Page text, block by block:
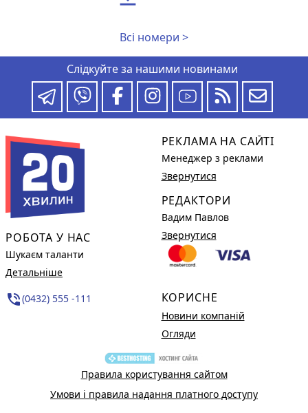
Всі номери >
Слідкуйте за нашими новинами
РОБОТА У НАС
Шукаєм таланти
Детальніше
phone_in_talk(0432) 555 -111
РЕКЛАМА НА САЙТІ
Менеджер з реклами
Звернутися
РЕДАКТОРИ
Вадим Павлов
Звернутися
КОРИСНЕ
Новини компаній
Огляди
Правила користування сайтом
Умови і правила надання платного доступу